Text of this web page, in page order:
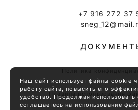
+7 916 272 37
Правила использования
Наш сайт использует файлы cookie
работу сайта, повысить его
удобство. Продолжая использовать
соглашаетесь на использование